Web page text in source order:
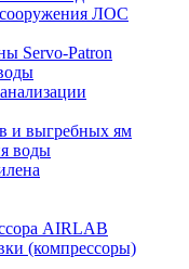
ЛОС
Servo-Patron
и выгребных ям
воды
AIRLAB
(компрессоры)